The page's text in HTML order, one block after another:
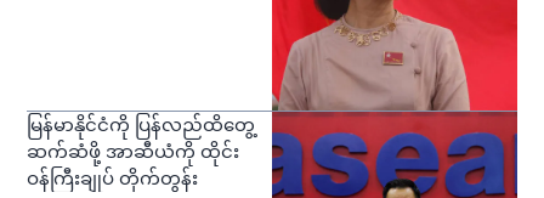
မြန်မာနိုင်ငံကို ပြန်လည်ထိတွေ့
ဆက်ဆံဖို့ အာဆီယံကို ထိုင်း
ဝန်ကြီးချုပ် တိုက်တွန်း